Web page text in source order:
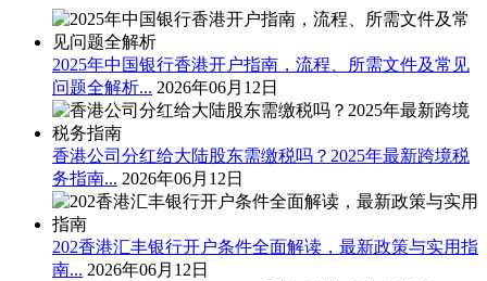
2025年中国银行香港开户指南，流程、所需文件及常见
问题全解析... 2026年06月12日
香港公司分红给大陆股东需缴税吗？2025年最新跨境税
务指南... 2026年06月12日
202香港汇丰银行开户条件全面解读，最新政策与实用指
南... 2026年06月12日